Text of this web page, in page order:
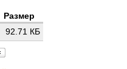
Размер
92.71 КБ